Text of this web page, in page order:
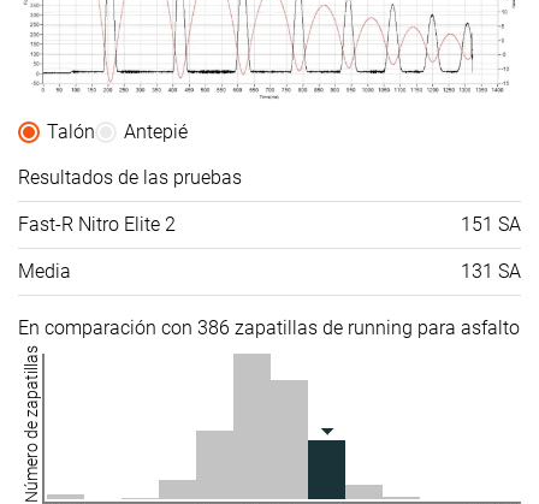
Talón
Antepié
Resultados de las pruebas
Fast-R Nitro Elite 2 151 SA
Media 131 SA
En comparación con 386 zapatillas de running para asfalto
Número de zapatillas